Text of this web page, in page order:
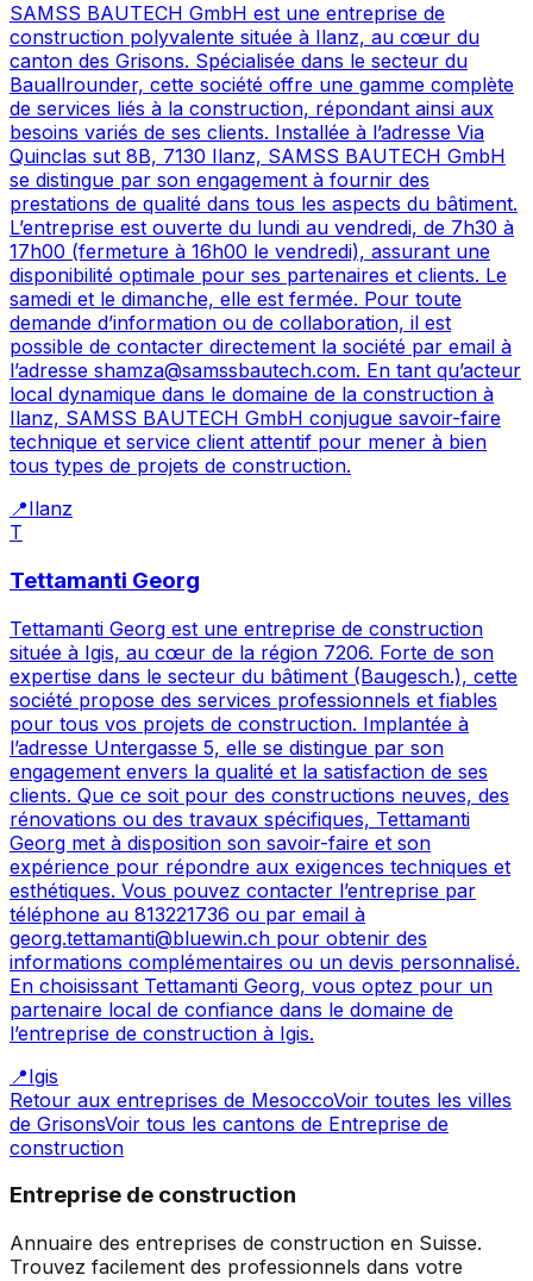
SAMSS BAUTECH GmbH est une entreprise de
construction polyvalente située à Ilanz, au cœur du
canton des Grisons. Spécialisée dans le secteur du
Bauallrounder, cette société offre une gamme complète
de services liés à la construction, répondant ainsi aux
besoins variés de ses clients. Installée à l’adresse Via
Quinclas sut 8B, 7130 Ilanz, SAMSS BAUTECH GmbH
se distingue par son engagement à fournir des
prestations de qualité dans tous les aspects du bâtiment.
L’entreprise est ouverte du lundi au vendredi, de 7h30 à
17h00 (fermeture à 16h00 le vendredi), assurant une
disponibilité optimale pour ses partenaires et clients. Le
samedi et le dimanche, elle est fermée. Pour toute
demande d’information ou de collaboration, il est
possible de contacter directement la société par email à
l’adresse shamza@samssbautech.com. En tant qu’acteur
local dynamique dans le domaine de la construction à
Ilanz, SAMSS BAUTECH GmbH conjugue savoir-faire
technique et service client attentif pour mener à bien
tous types de projets de construction.
📍Ilanz
T
Tettamanti Georg
Tettamanti Georg est une entreprise de construction
située à Igis, au cœur de la région 7206. Forte de son
expertise dans le secteur du bâtiment (Baugesch.), cette
société propose des services professionnels et fiables
pour tous vos projets de construction. Implantée à
l’adresse Untergasse 5, elle se distingue par son
engagement envers la qualité et la satisfaction de ses
clients. Que ce soit pour des constructions neuves, des
rénovations ou des travaux spécifiques, Tettamanti
Georg met à disposition son savoir-faire et son
expérience pour répondre aux exigences techniques et
esthétiques. Vous pouvez contacter l’entreprise par
téléphone au 813221736 ou par email à
georg.tettamanti@bluewin.ch pour obtenir des
informations complémentaires ou un devis personnalisé.
En choisissant Tettamanti Georg, vous optez pour un
partenaire local de confiance dans le domaine de
l’entreprise de construction à Igis.
📍Igis
Retour aux entreprises de MesoccoVoir toutes les villes
de GrisonsVoir tous les cantons de Entreprise de
construction
Entreprise de construction
Annuaire des entreprises de construction en Suisse.
Trouvez facilement des professionnels dans votre